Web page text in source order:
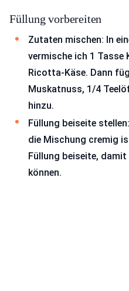
Füllung vorbereiten
Zutaten mischen: In
vermische ich 1 Tasse
Ricotta-Käse. Dann
Muskatnuss, 1/4
hinzu.
Füllung beiseite
die Mischung cremig
Füllung beiseite,
können.